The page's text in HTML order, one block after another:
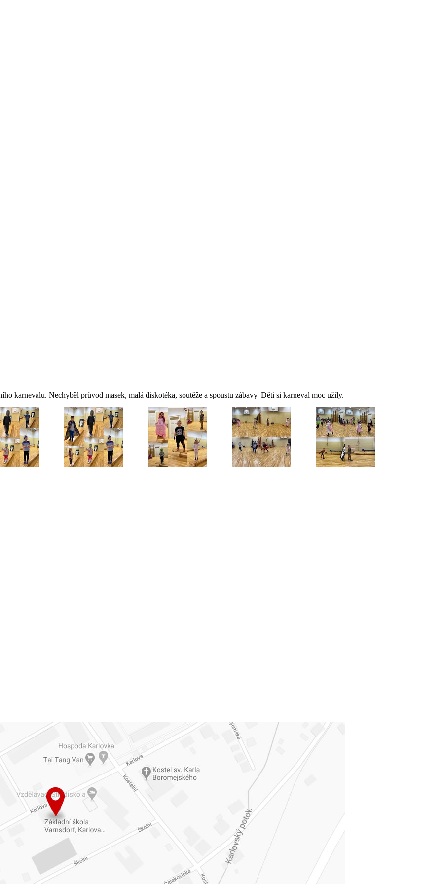
karnevalu. Nechyběl průvod masek, malá diskotéka, soutěže a spoustu zábavy. Děti si karneval moc užily.